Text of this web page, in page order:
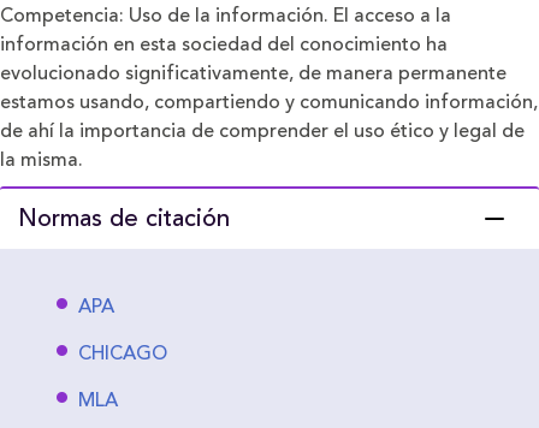
Competencia: Uso de la información. El acceso a la
información en esta sociedad del conocimiento ha
evolucionado significativamente, de manera permanente
estamos usando, compartiendo y comunicando información,
de ahí la importancia de comprender el uso ético y legal de
la misma.
Normas de citación
APA
CHICAGO
MLA